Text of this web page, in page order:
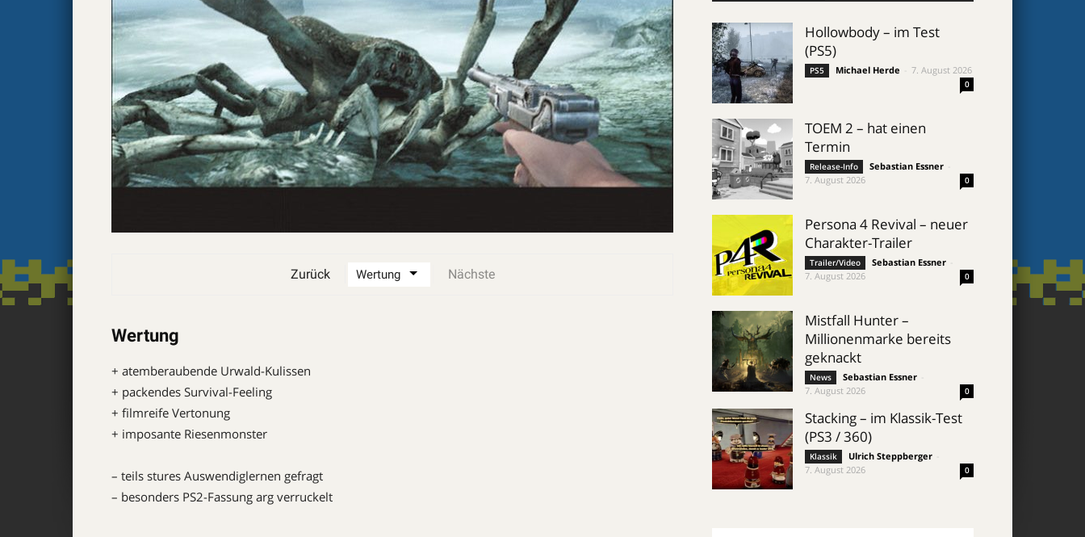
Zurück Nächste
Wertung
+ atemberaubende Urwald-Kulissen
+ packendes Survival-Feeling
+ filmreife Vertonung
+ imposante Riesenmonster
– teils stures Auswendiglernen gefragt
– besonders PS2-Fassung arg verruckelt
Hollowbody – im Test
(PS5)
PS5 Michael Herde 7. August 2026
0
TOEM 2 – hat einen
Termin
Release-Info Sebastian Essner
7. August 2026
0
Persona 4 Revival – neuer
Charakter-Trailer
Trailer/Video Sebastian Essner
7. August 2026
0
Mistfall Hunter –
Millionenmarke bereits
geknackt
News Sebastian Essner
7. August 2026
0
Stacking – im Klassik-Test
(PS3 / 360)
Klassik Ulrich Steppberger
7. August 2026
0